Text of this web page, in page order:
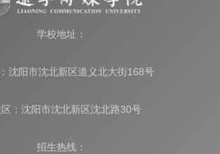
学校地址：
沈阳市沈北新区道义北大街168号
：沈阳市沈北新区沈北路30号
招生热线：